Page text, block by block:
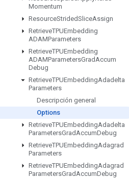
Momentum
ResourceStridedSliceAssign
RetrieveTPUEmbedding
ADAMParameters
RetrieveTPUEmbedding
ADAMParametersGradAccum
Debug
RetrieveTPUEmbeddingAdadelta
Parameters
Descripción general
Options
RetrieveTPUEmbeddingAdadelta
ParametersGradAccumDebug
RetrieveTPUEmbeddingAdagrad
Parameters
RetrieveTPUEmbeddingAdagrad
ParametersGradAccumDebug